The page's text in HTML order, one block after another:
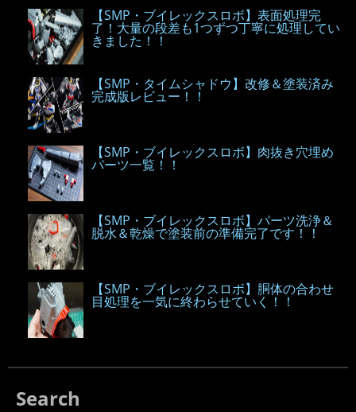
【SMP・ブイレックスロボ】表面処理完
了！大量の段差も1つずつ丁寧に処理してい
きました！！
【SMP・タイムシャドウ】改修＆塗装済み
完成版レビュー！！
【SMP・ブイレックスロボ】肉抜き穴埋め
パーツ一覧！！
【SMP・ブイレックスロボ】パーツ洗浄＆
脱水＆乾燥で塗装前の準備完了です！！
【SMP・ブイレックスロボ】胴体の合わせ
目処理を一気に終わらせていく！！
Search